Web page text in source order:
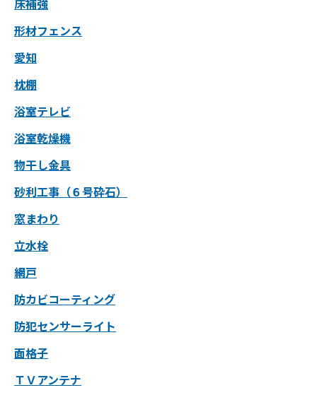
床補強
形材フェンス
愛知
枕棚
浴室テレビ
浴室乾燥機
物干し金具
砂利工事（６号砕石）
窓まわり
立水栓
網戸
防カビコーティング
防犯センサーライト
面格子
ＴＶアンテナ